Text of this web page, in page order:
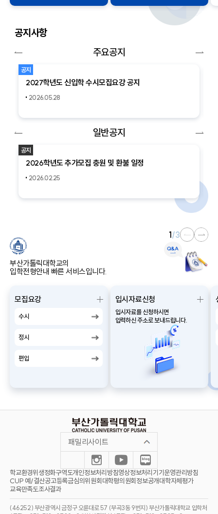
공지사항
버튼
주요공지
공지
2027학년도 신입학 수시모집요강 공지
2026.05.28
버튼
일반공지
공지
2026학년도 추가모집 충원 및 환불 일정
2026.02.25
부산가톨릭대학교의
입학전형안내 빠른 서비스입니다.
1/3이
버
다
버
모집요강
더
보
수시
정시
편입
입시자료신청
더
입시자료를 신청하시면
입력하신 주소로 보내드립니다.
학교환경위생정화구역도개인정보처리방침영상정보처리기기운영관리방침
CUP 예/결산공고등록금심의위원회대학평의원회정보공개대학자체평가
교육만족도조사결과
(46252) 부산광역시 금정구 오륜대로 57 (부곡3동 9번지) 부산가톨릭대학교 입학처
패밀리사이트